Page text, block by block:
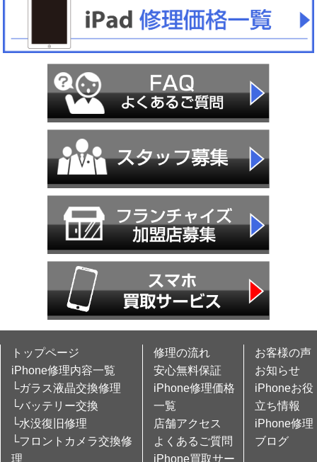
トップページ
iPhone修理内容一覧
└ガラス液晶交換修理
└バッテリー交換
└水没復旧修理
└フロントカメラ交換修
理
修理の流れ
安心無料保証
iPhone修理価格
一覧
店舗アクセス
よくあるご質問
iPhone買取サー
お客様の声
お知らせ
iPhoneお役
立ち情報
iPhone修理
ブログ